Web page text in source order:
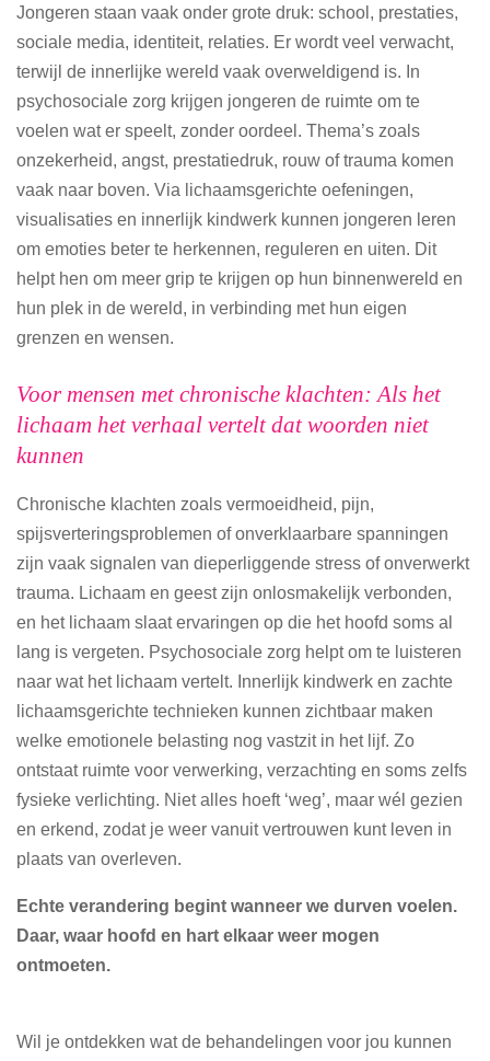
Jongeren staan vaak onder grote druk: school, prestaties,
sociale media, identiteit, relaties. Er wordt veel verwacht,
terwijl de innerlijke wereld vaak overweldigend is. In
psychosociale zorg krijgen jongeren de ruimte om te
voelen wat er speelt, zonder oordeel. Thema’s zoals
onzekerheid, angst, prestatiedruk, rouw of trauma komen
vaak naar boven. Via lichaamsgerichte oefeningen,
visualisaties en innerlijk kindwerk kunnen jongeren leren
om emoties beter te herkennen, reguleren en uiten. Dit
helpt hen om meer grip te krijgen op hun binnenwereld en
hun plek in de wereld, in verbinding met hun eigen
grenzen en wensen.
Voor mensen met chronische klachten: Als het
lichaam het verhaal vertelt dat woorden niet
kunnen
Chronische klachten zoals vermoeidheid, pijn,
spijsverteringsproblemen of onverklaarbare spanningen
zijn vaak signalen van dieperliggende stress of onverwerkt
trauma. Lichaam en geest zijn onlosmakelijk verbonden,
en het lichaam slaat ervaringen op die het hoofd soms al
lang is vergeten. Psychosociale zorg helpt om te luisteren
naar wat het lichaam vertelt. Innerlijk kindwerk en zachte
lichaamsgerichte technieken kunnen zichtbaar maken
welke emotionele belasting nog vastzit in het lijf. Zo
ontstaat ruimte voor verwerking, verzachting en soms zelfs
fysieke verlichting. Niet alles hoeft ‘weg’, maar wél gezien
en erkend, zodat je weer vanuit vertrouwen kunt leven in
plaats van overleven.
Echte verandering begint wanneer we durven voelen.
Daar, waar hoofd en hart elkaar weer mogen
ontmoeten.
Wil je ontdekken wat de behandelingen voor jou kunnen